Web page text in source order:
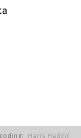
Haris Hadžić